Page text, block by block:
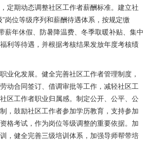
定期动态调整社区工作者薪酬标准。建立社
”岗位等级序列和薪酬待遇体系，按规定缴
薪年休假、防暑降温费、冬季取暖补贴、集中
利等待遇，并根据考核结果发放年度考核绩
业化发展。健全完善社区工作者管理制度，
动合同签订、借调审批等工作，减轻社区工
区工作者职业归属感。制定公开、公平、公
，鼓励社区工作者参加学历教育，支持参加
格考试，作为岗位等级调整的重要依据。加
，健全完善三级培训体系，加强导师帮带培